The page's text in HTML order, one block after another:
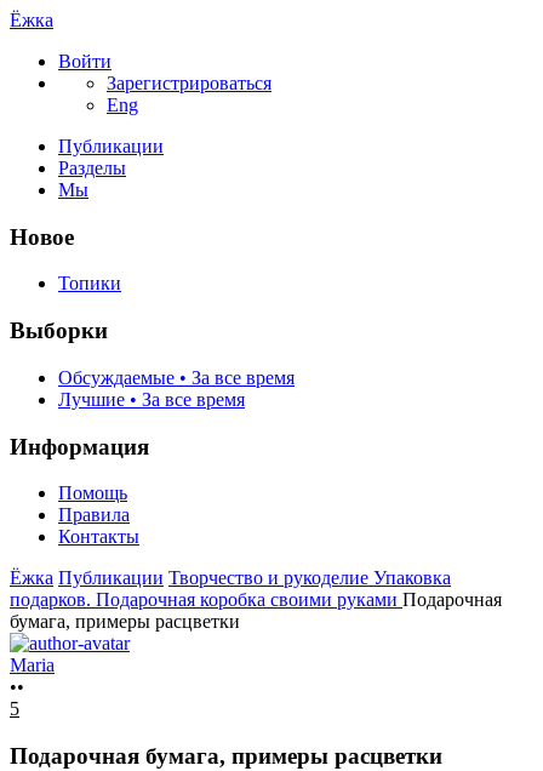
Ёжка
Войти
Зарегистрироваться
Eng
Публикации
Разделы
Мы
Новое
Топики
Выборки
Обсуждаемые • За все время
Лучшие • За все время
Информация
Помощь
Правила
Контакты
Ёжка Публикации Творчество и рукоделие Упаковка
подарков. Подарочная коробка своими руками Подарочная
бумага, примеры расцветки
Maria
••
5
Подарочная бумага, примеры расцветки